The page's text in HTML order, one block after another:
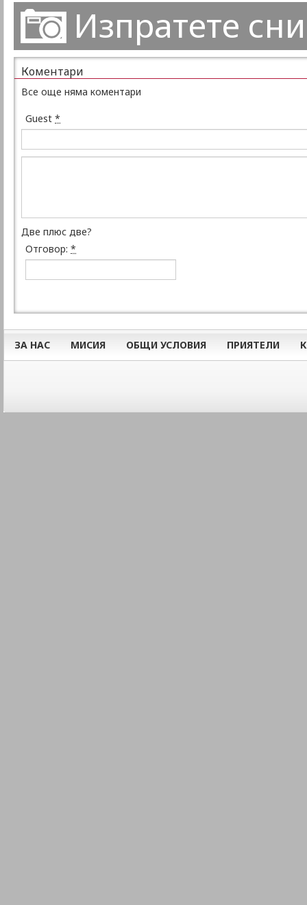
Изпратете
Коментари
Все още няма коментари
Guest *
Две плюс две?
Отговор: *
ЗА НАС МИСИЯ ОБЩИ УСЛОВИЯ ПРИЯТЕЛИ